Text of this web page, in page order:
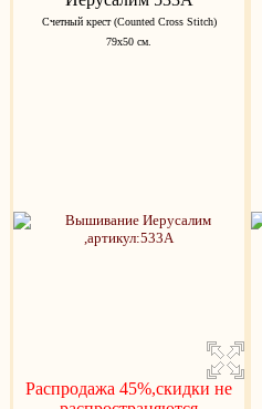
Счетный крест (Counted Cross Stitch)
79х50 см.
Распродажа 45%,скидки не